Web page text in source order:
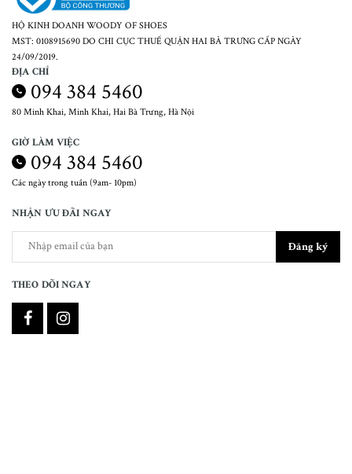
HỘ KINH DOANH WOODY OF SHOES
MST: 0108915690 DO CHI CỤC THUẾ QUẬN HAI BÀ TRƯNG CẤP NGÀY
24/09/2019.
ĐỊA CHỈ
094 384 5460
80 Minh Khai, Minh Khai, Hai Bà Trưng, Hà Nội
GIỜ LÀM VIỆC
094 384 5460
Các ngày trong tuần (9am- 10pm)
NHẬN ƯU ĐÃI NGAY
Đăng ký
THEO DÕI NGAY